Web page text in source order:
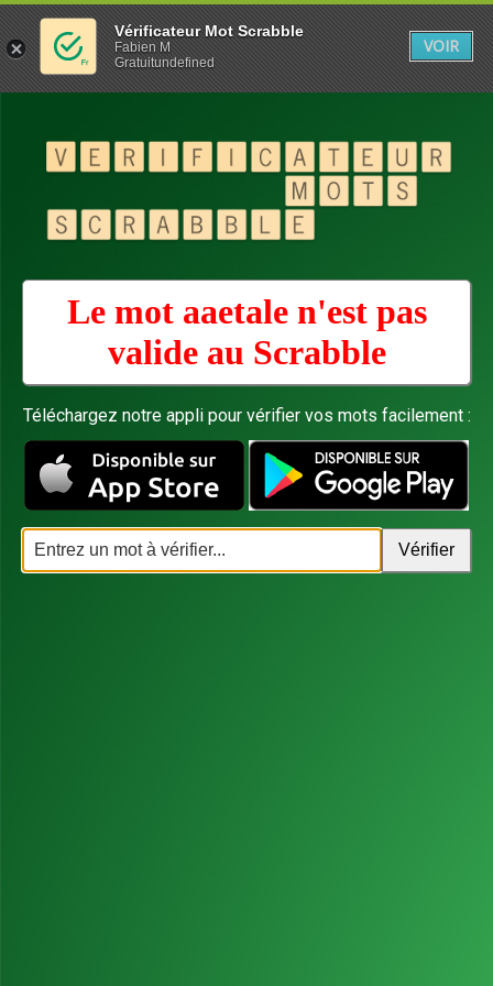
Le mot aaetale n'est pas
valide au Scrabble
Téléchargez notre appli pour vérifier vos mots facilement :
Vérificateur Mot Scrabble
Fabien M
Gratuitundefined
VOIR